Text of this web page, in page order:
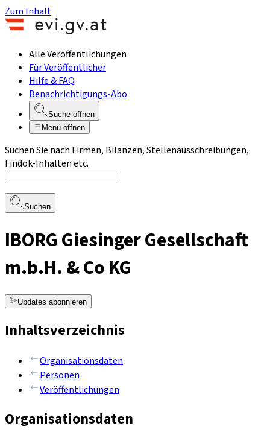
Zum Inhalt
Alle Veröffentlichungen
Für Veröffentlicher
Hilfe & FAQ
Benachrichtigungs-Abo
Suche öffnen
Menü öffnen
Suchen Sie nach Firmen, Bilanzen, Stellenausschreibungen,
Findok-Inhalten etc.
Suchen
IBORG Giesinger Gesellschaft
m.b.H. & Co KG
Updates abonnieren
Inhaltsverzeichnis
Organisationsdaten
Personen
Veröffentlichungen
Organisationsdaten